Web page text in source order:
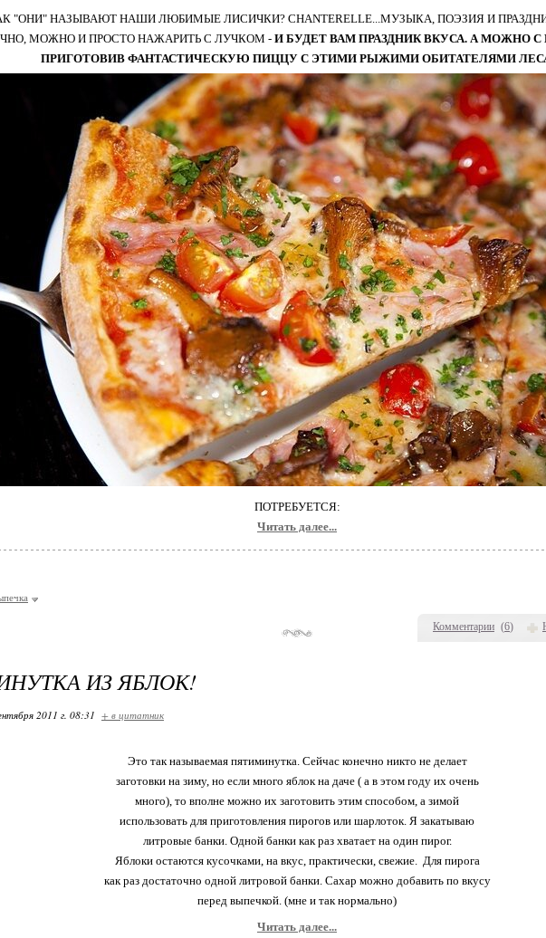
Комментарии (6)
"ОНИ" НАЗЫВАЮТ НАШИ ЛЮБИМЫЕ ЛИСИЧКИ? CHANTERELLE...МУЗЫКА, ПОЭЗИЯ И
МОЖНО И ПРОСТО НАЖАРИТЬ С ЛУЧКОМ - И БУДЕТ ВАМ ПРАЗДНИК ВКУСА. А МОЖНО
ПРИГОТОВИВ ФАНТАСТИЧЕСКУЮ ПИЦЦУ С ЭТИМИ РЫЖИМИ ОБИТАТЕЛЯМИ
ПОТРЕБУЕТСЯ:
Читать далее...
ИЗ ЯБЛОК!
2011 г. 08:31 + в цитатник
Это так называемая пятиминутка. Сейчас конечно никто не делает
заготовки на зиму, но если много яблок на даче ( а в этом году их очень
много), то вполне можно их заготовить этим способом, а зимой
использовать для приготовления пирогов или шарлоток. Я закатываю
литровые банки. Одной банки как раз хватает на один пирог.
Яблоки остаются кусочками, на вкус, практически, свежие. Для пирога
как раз достаточно одной литровой банки. Сахар можно добавить по вкусу
перед выпечкой. (мне и так нормально)
Читать далее...